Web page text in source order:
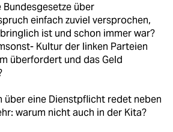
Bundesgesetze über
einfach zuviel versprochen,
ist und schon immer war?
Kultur der linken Parteien
überfordert und das Geld
über eine Dienstpflicht redet neben
warum nicht auch in der Kita?